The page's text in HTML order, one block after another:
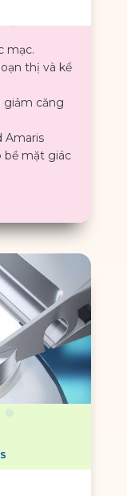
mạc.
thị và kể
giảm căng
Amaris
bề mặt giác